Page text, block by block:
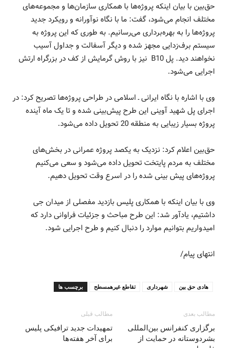
حق‌بین با بیان اینکه پروژه‌ها با همکاری سازمان‌ها و مجموعه‌های
مختلف انجام می‌شود، گفت: ما با نگاه نوآورانه و رویکرد جدید
پروژه‌ها را به بهره‌برداری می‌رسانیم. به طوری که این پروژه به
سیستم برف‌زدایی مجهز شده و دیگر آسفالت و جداول آسیب
نخواهند دید. پل B10 نیز با روش گرمایش از کف در بزرگراه ارتش
اجرایی می‌شود.
وی با اشاره با نگاه ایرانی ـ اسلامی در طراحی پروژه‌ها تصریح کرد: در
اجرای پل شهید آوینی این طرح پیش‌بینی شده و تا یک ماه آینده
پروژه بسیار زیبایی به منطقه 20 تحویل داده می‌شود.
حق‌بین اعلام کرد: نزدیک به یکصد پروژه عمرانی در بخش‌های
مختلف به مردم پایتخت تحویل داده می‌شود و سعی می‌کنیم
پروژه‌های پیش بینی شده را در اسرع وقت تحویل دهیم.
وی با بیان اینکه با همکاری پلیس بازدید مفصلی از میدان جی
داشتیم، یادآور شد: این طرح مباحث و جزئیات فراوانی دارد که
امیدواریم بتوانیم موارد را دنبال کنیم و طرح اجرایی شود.
انتهای پیام/
برچسب ها تقاطع غیرهمسطح شهرداری هادی حق بین
مطالب قبلی
تمهیدات جدید ترافیکی پلیس
برای آخر هفته‌ها
مطالب بعدی
برگزاری کنفرانس بین‌المللی
بشردوستانه در حمایت از